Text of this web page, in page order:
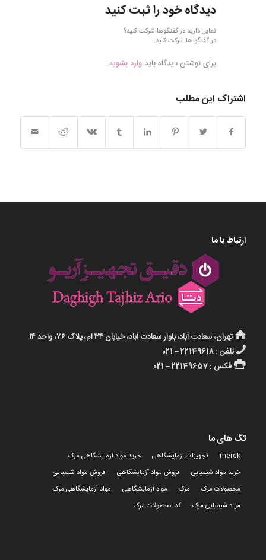
دیدگاه خود را ثبت کنید
تمایل دارید در گفتگوها شرکت کنید؟
در گفتگو ها شرکت کنید.
برای نوشتن دیدگاه باید وارد بشوید.
اشتراک این مطلب
ارتباط با ما
تهران، سعادت آباد، بلوار سعادت آباد، خیابان ۳۴ ام، پلاک ۷۶، واحد ۱۴
تلفن : 22149618 – 021
فکس : 22149657 – 021
تگ های ما
merck تجهیزات ازمایشگاهی
خرید مواد آزمایشگاهی مرک
خرید مواد شیمیایی
فروش مواد آزمایشگاهی
فروش مواد شیمیایی
محصولات مرک
مرک مواد آزمایشگاهی
مواد آزمایشگاهی مرک
مواد شیمیایی مرک
کد محصولات مرک